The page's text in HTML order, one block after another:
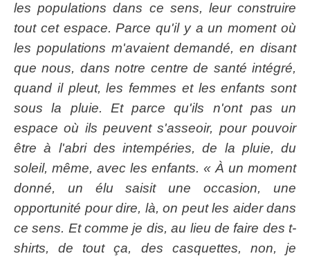
les populations dans ce sens, leur construire
tout cet espace. Parce qu'il y a un moment où
les populations m'avaient demandé, en disant
que nous, dans notre centre de santé intégré,
quand il pleut, les femmes et les enfants sont
sous la pluie. Et parce qu'ils n'ont pas un
espace où ils peuvent s'asseoir, pour pouvoir
être à l'abri des intempéries, de la pluie, du
soleil, même, avec les enfants. « À un moment
donné, un élu saisit une occasion, une
opportunité pour dire, là, on peut les aider dans
ce sens. Et comme je dis, au lieu de faire des t-
shirts, de tout ça, des casquettes, non, je